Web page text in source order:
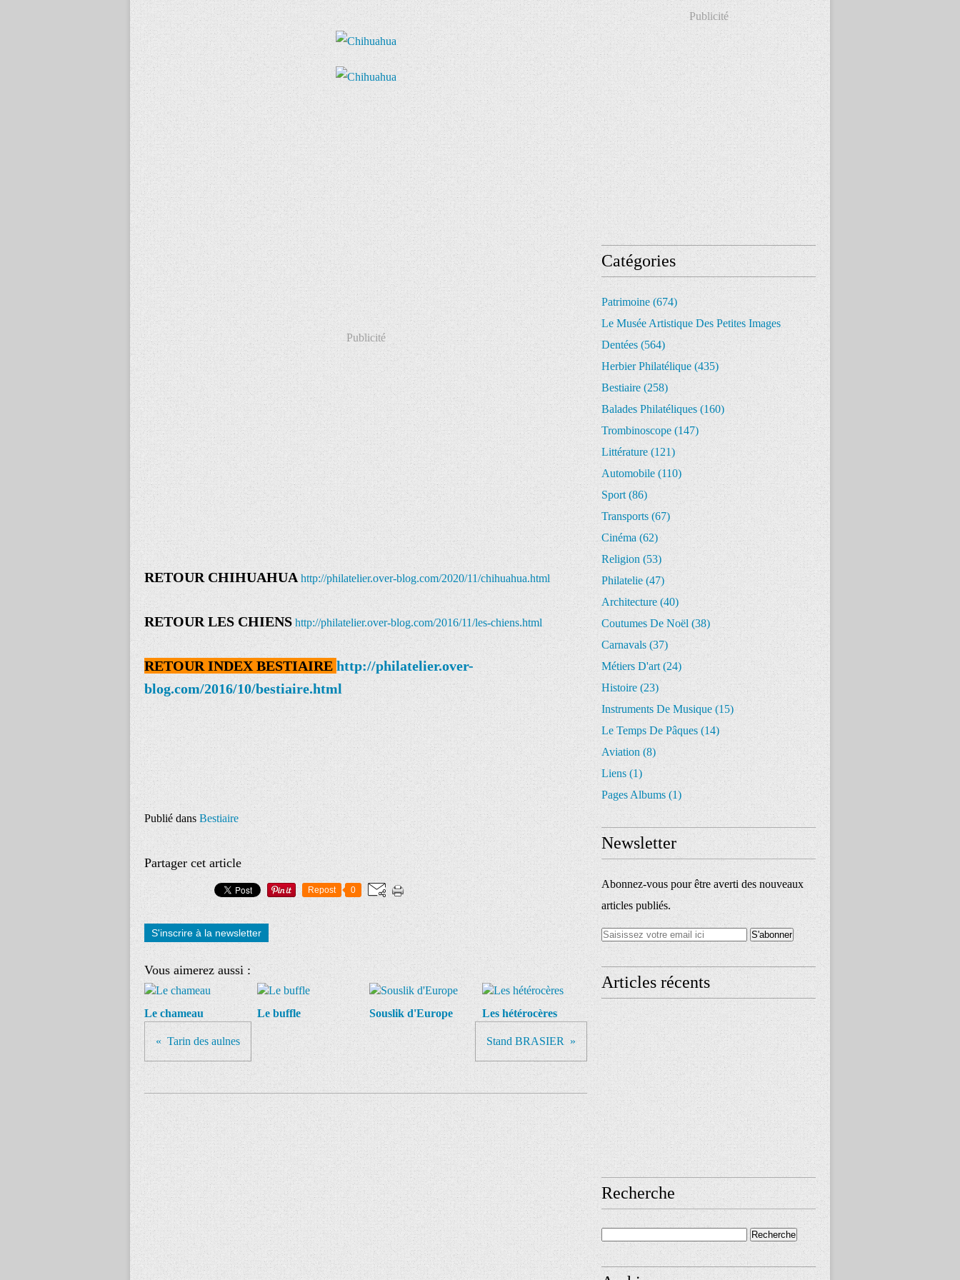
Publicité
RETOUR CHIHUAHUAhttp://philatelier.over-blog.com/2020/11/chihuahua.html
RETOUR LES CHIENS http://philatelier.over-blog.com/2016/11/les-chiens.html
RETOUR INDEX BESTIAIRE http://philatelier.over-
blog.com/2016/10/bestiaire.html
Publié dans Bestiaire
Partager cet article
Repost 0
S'inscrire à la newsletter
Vous aimerez aussi :
Le chameau Le buffle Souslik d'Europe Les hétérocères
Tarin des aulnes Stand BRASIER
Publicité
Catégories
Patrimoine(674)
Le Musée Artistique Des Petites Images
Dentées(564)
Herbier Philatélique(435)
Bestiaire(258)
Balades Philatéliques(160)
Trombinoscope(147)
Littérature(121)
Automobile(110)
Sport(86)
Transports(67)
Cinéma(62)
Religion(53)
Philatelie(47)
Architecture(40)
Coutumes De Noël(38)
Carnavals(37)
Métiers D'art(24)
Histoire(23)
Instruments De Musique(15)
Le Temps De Pâques(14)
Aviation(8)
Liens(1)
Pages Albums(1)
Newsletter
Abonnez-vous pour être averti des nouveaux
articles publiés.
Articles récents
Recherche